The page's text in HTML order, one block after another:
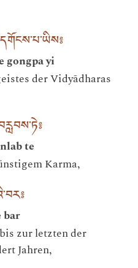
gongpa yi
der Vidyādharas
te
Karma,
bar
zur letzten der
Jahren,